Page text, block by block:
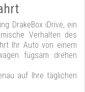
DrakeBox iDrive, ein
Verhalten des
Ihr Auto von einem
fügsam drehen
auf Ihre täglichen